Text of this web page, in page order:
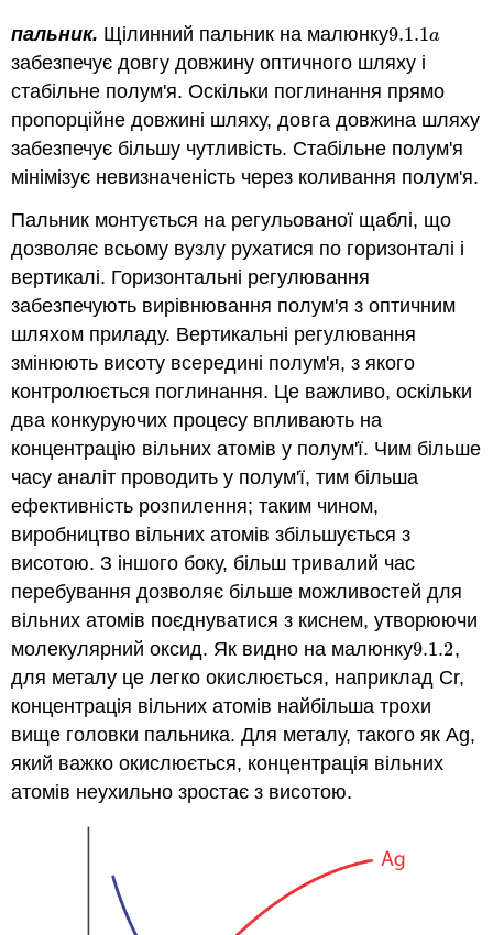
пальник. Щілинний пальник на малюнку9.1.1a
9.1.1a
забезпечує довгу довжину оптичного шляху і
стабільне полум'я. Оскільки поглинання прямо
пропорційне довжині шляху, довга довжина шляху
забезпечує більшу чутливість. Стабільне полум'я
мінімізує невизначеність через коливання полум'я.
Пальник монтується на регульованої щаблі, що
дозволяє всьому вузлу рухатися по горизонталі і
вертикалі. Горизонтальні регулювання
забезпечують вирівнювання полум'я з оптичним
шляхом приладу. Вертикальні регулювання
змінюють висоту всередині полум'я, з якого
контролюється поглинання. Це важливо, оскільки
два конкуруючих процесу впливають на
концентрацію вільних атомів у полум'ї. Чим більше
часу аналіт проводить у полум'ї, тим більша
ефективність розпилення; таким чином,
виробництво вільних атомів збільшується з
висотою. З іншого боку, більш тривалий час
перебування дозволяє більше можливостей для
вільних атомів поєднуватися з киснем, утворюючи
молекулярний оксид. Як видно на малюнку9.1.2
9.1.2,
для металу це легко окислюється, наприклад Cr,
концентрація вільних атомів найбільша трохи
вище головки пальника. Для металу, такого як Ag,
який важко окислюється, концентрація вільних
атомів неухильно зростає з висотою.